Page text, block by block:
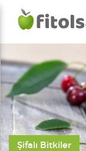
Şifalı Bitkiler